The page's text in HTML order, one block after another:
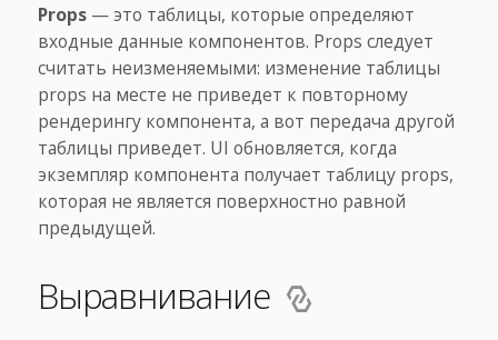
Props— это таблицы, которые определяют
входные данные компонентов. Props следует
считать неизменяемыми: изменение таблицы
props на месте не приведет к повторному
рендерингу компонента, а вот передача другой
таблицы приведет. UI обновляется, когда
экземпляр компонента получает таблицу props,
которая не является поверхностно равной
предыдущей.
Выравнивание